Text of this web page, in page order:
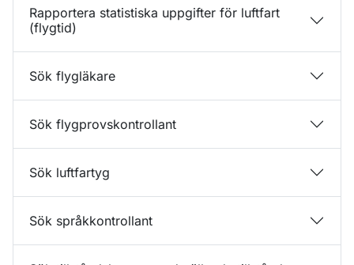
Rapportera statistiska uppgifter för luftfart
(flygtid)
Sök flygläkare
Sök flygprovskontrollant
Sök luftfartyg
Sök språkkontrollant